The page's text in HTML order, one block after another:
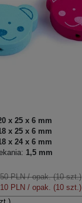
x 25 x 6 mm
x 25 x 6 mm
x 24 x 6 mm
1,5 mm
PLN/ opak. (10 szt.)
PLN / opak. (10 szt.)